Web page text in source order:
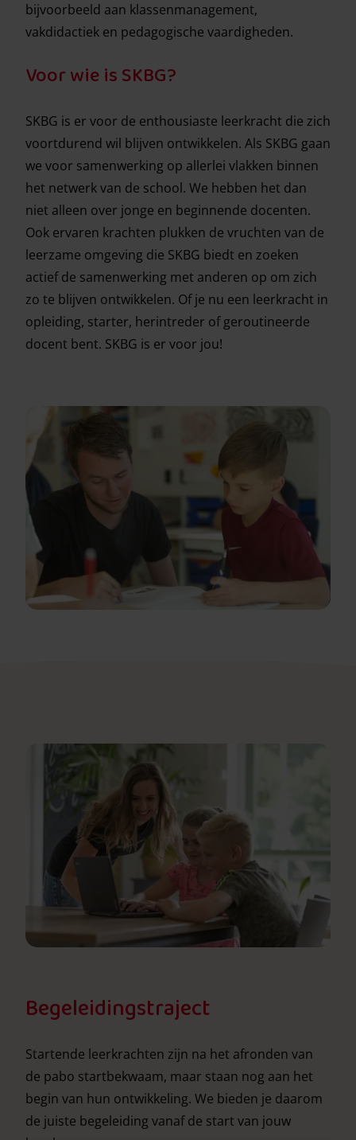
bijvoorbeeld aan klassenmanagement,
vakdidactiek en pedagogische vaardigheden.
Voor wie is SKBG?
SKBG is er voor de enthousiaste leerkracht die zich
voortdurend wil blijven ontwikkelen. Als SKBG gaan
we voor samenwerking op allerlei vlakken binnen
het netwerk van de school. We hebben het dan
niet alleen over jonge en beginnende docenten.
Ook ervaren krachten plukken de vruchten van de
leerzame omgeving die SKBG biedt en zoeken
actief de samenwerking met anderen op om zich
zo te blijven ontwikkelen. Of je nu een leerkracht in
opleiding, starter, herintreder of geroutineerde
docent bent. SKBG is er voor jou!
Begeleidingstraject
Startende leerkrachten zijn na het afronden van
de pabo startbekwaam, maar staan nog aan het
begin van hun ontwikkeling. We bieden je daarom
de juiste begeleiding vanaf de start van jouw